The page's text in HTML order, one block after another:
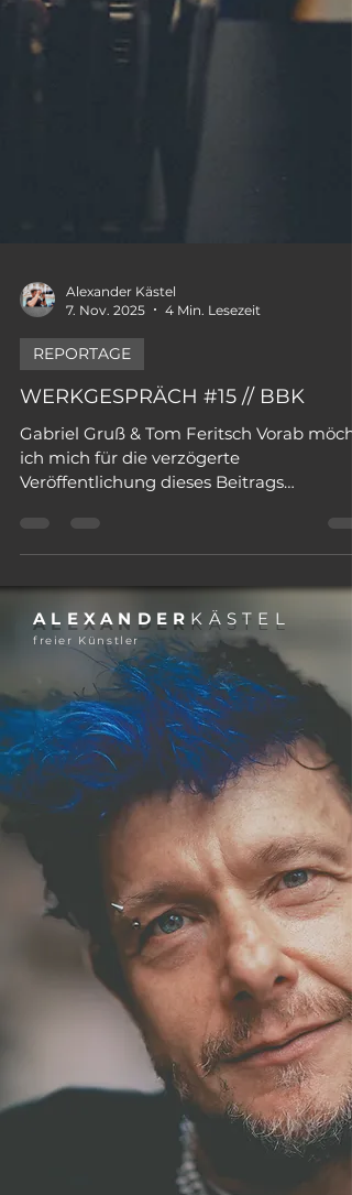
7. Nov. 2025
REPORTAGE
WERKGESPRÄCH #15 // BBK
Gabriel Gruß & Tom Feritsch Vorab
ich mich für die verzögerte
Veröffentlichung dieses Beitrags
Werkgesprächen des BBK Mannheim
präsentieren Künstler*innen ihre
anhand ausgewählter Originale und
geben Einblicke in ihre künstlerische
Praxis – in Herangehensweisen,
Intentionen und Prozesse des
Die Reihe versteht sich als offene
Plattform für den Austausch zwischen
Kunstschaffe
ALEXANDERKÄSTEL
freier Künstler